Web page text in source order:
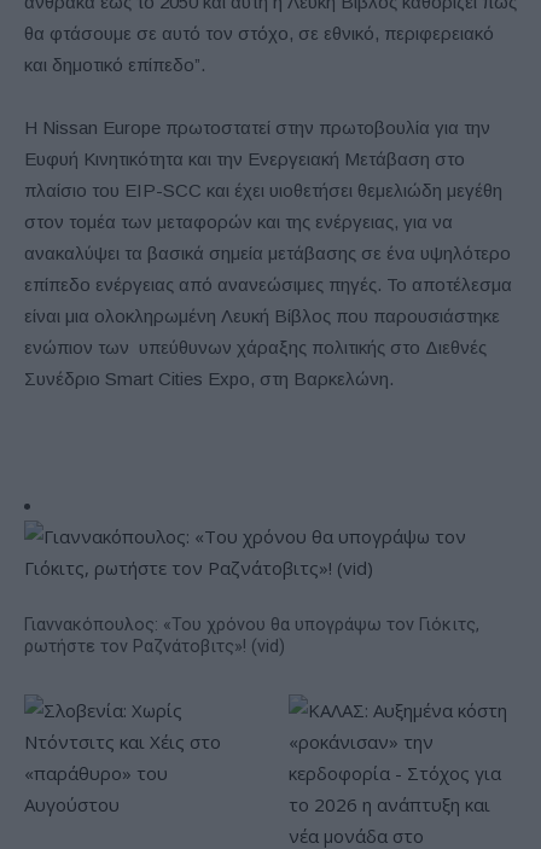
θα φτάσουμε σε αυτό τον στόχο, σε εθνικό, περιφερειακό
και δημοτικό επίπεδο”.
Η Nissan Europe πρωτοστατεί στην πρωτοβουλία για την
Ευφυή Κινητικότητα και την Ενεργειακή Μετάβαση στο
πλαίσιο του EIP-SCC και έχει υιοθετήσει θεμελιώδη μεγέθη
στον τομέα των μεταφορών και της ενέργειας, για να
ανακαλύψει τα βασικά σημεία μετάβασης σε ένα υψηλότερο
επίπεδο ενέργειας από ανανεώσιμες πηγές. Το αποτέλεσμα
είναι μια ολοκληρωμένη Λευκή Βίβλος που παρουσιάστηκε
ενώπιον των υπεύθυνων χάραξης πολιτικής στο Διεθνές
Συνέδριο Smart Cities Expo, στη Βαρκελώνη.
Γιαννακόπουλος: «Του χρόνου θα υπογράψω τον Γιόκιτς,
ρωτήστε τον Ραζνάτοβιτς»! (vid)